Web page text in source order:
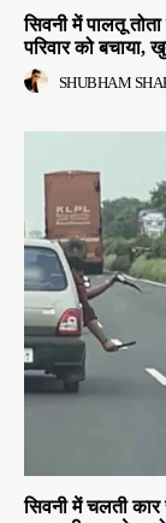
सिवनी में पालतू
परिवार को बचाया,
SHUBHAM
सिवनी में चलती कार